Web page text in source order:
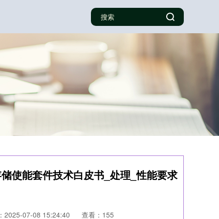
使能套件技术白皮书_处理_性能要求
2025-07-08 15:24:40 查看：155